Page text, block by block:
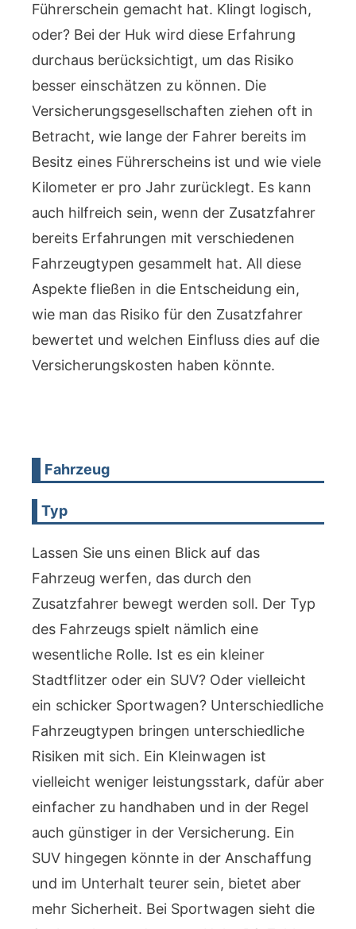
Führerschein gemacht hat. Klingt logisch,
oder? Bei der Huk wird diese Erfahrung
durchaus berücksichtigt, um das Risiko
besser einschätzen zu können. Die
Versicherungsgesellschaften ziehen oft in
Betracht, wie lange der Fahrer bereits im
Besitz eines Führerscheins ist und wie viele
Kilometer er pro Jahr zurücklegt. Es kann
auch hilfreich sein, wenn der Zusatzfahrer
bereits Erfahrungen mit verschiedenen
Fahrzeugtypen gesammelt hat. All diese
Aspekte fließen in die Entscheidung ein,
wie man das Risiko für den Zusatzfahrer
bewertet und welchen Einfluss dies auf die
Versicherungskosten haben könnte.
Fahrzeug
Typ
Lassen Sie uns einen Blick auf das
Fahrzeug werfen, das durch den
Zusatzfahrer bewegt werden soll. Der Typ
des Fahrzeugs spielt nämlich eine
wesentliche Rolle. Ist es ein kleiner
Stadtflitzer oder ein SUV? Oder vielleicht
ein schicker Sportwagen? Unterschiedliche
Fahrzeugtypen bringen unterschiedliche
Risiken mit sich. Ein Kleinwagen ist
vielleicht weniger leistungsstark, dafür aber
einfacher zu handhaben und in der Regel
auch günstiger in der Versicherung. Ein
SUV hingegen könnte in der Anschaffung
und im Unterhalt teurer sein, bietet aber
mehr Sicherheit. Bei Sportwagen sieht die